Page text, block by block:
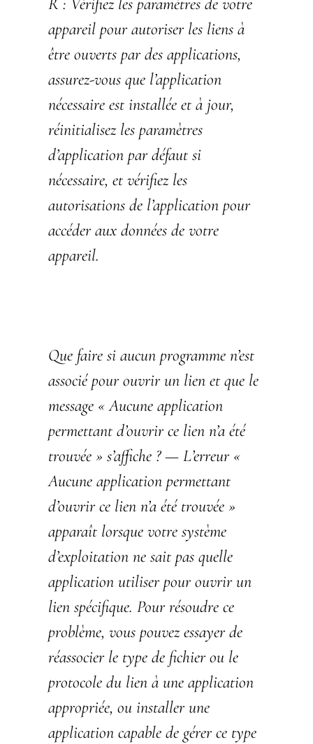
appareil pour autoriser les liens à
être ouverts par des applications,
assurez-vous que l’application
nécessaire est installée et à jour,
réinitialisez les paramètres
d’application par défaut si
nécessaire, et vérifiez les
autorisations de l’application pour
accéder aux données de votre
appareil.
Que faire si aucun programme n’est
associé pour ouvrir un lien et que le
message « Aucune application
permettant d’ouvrir ce lien n’a été
trouvée » s’affiche ?— L’erreur «
Aucune application permettant
d’ouvrir ce lien n’a été trouvée »
apparaît lorsque votre système
d’exploitation ne sait pas quelle
application utiliser pour ouvrir un
lien spécifique. Pour résoudre ce
problème, vous pouvez essayer de
réassocier le type de fichier ou le
protocole du lien à une application
appropriée, ou installer une
application capable de gérer ce type